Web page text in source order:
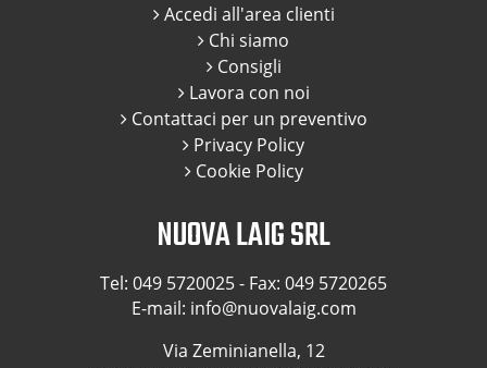
NUOVA LAIG SRL
Tel: 049 5720025- Fax: 049 5720265
E-mail: info@nuovalaig.com
Via Zeminianella, 12
Accedi all'area clienti
Chi siamo
Consigli
Lavora con noi
Contattaci per un preventivo
Privacy Policy
Cookie Policy